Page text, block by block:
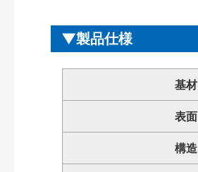
製品仕様
基材
表面
構造